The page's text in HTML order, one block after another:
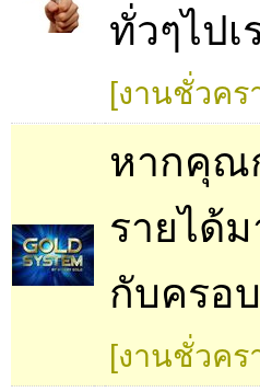
ทั่วๆไปเ
[งานชั่วคร
หากคุณ
รายได้
กับครอ
[งานชั่วคร